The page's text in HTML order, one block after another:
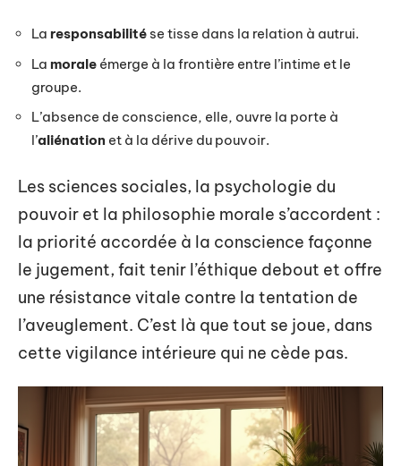
La responsabilité se tisse dans la relation à autrui.
La morale émerge à la frontière entre l’intime et le
groupe.
L’absence de conscience, elle, ouvre la porte à
l’aliénation et à la dérive du pouvoir.
Les sciences sociales, la psychologie du
pouvoir et la philosophie morale s’accordent :
la priorité accordée à la conscience façonne
le jugement, fait tenir l’éthique debout et offre
une résistance vitale contre la tentation de
l’aveuglement. C’est là que tout se joue, dans
cette vigilance intérieure qui ne cède pas.